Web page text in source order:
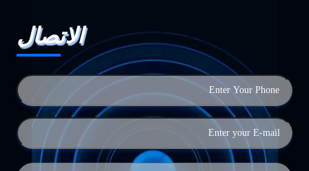
الاتصال